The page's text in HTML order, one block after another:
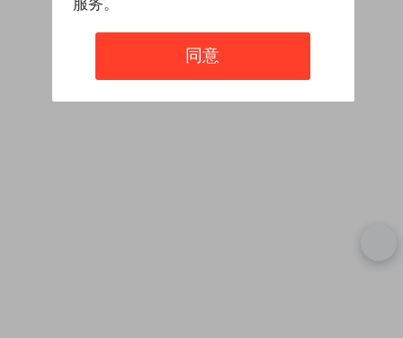
服务。
同意